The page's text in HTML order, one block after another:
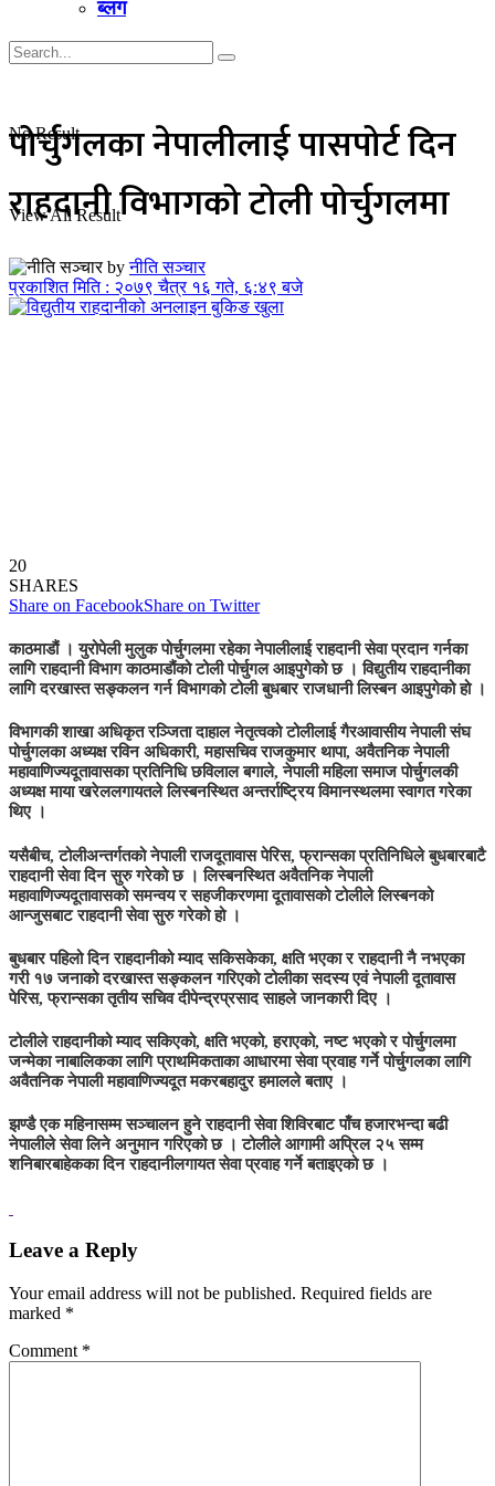
ब्लग
No Result
View All Result
पोर्चुगलका नेपालीलाई पासपोर्ट दिन
राहदानी विभागको टोली पोर्चुगलमा
by नीति सञ्चार
प्रकाशित मिति : २०७९ चैत्र १६ गते, ६:४९ बजे
20
SHARES
Share on FacebookShare on Twitter
काठमाडौं ।युरोपेली मुलुक पोर्चुगलमा रहेका नेपालीलाई राहदानी सेवा प्रदान गर्नका
लागि राहदानी विभाग काठमाडौंको टोली पोर्चुगल आइपुगेको छ ।विद्युतीय राहदानीका
लागि दरखास्त सङ्कलन गर्न विभागको टोली बुधबार राजधानी लिस्बन आइपुगेको हो ।
विभागकी शाखा अधिकृत रञ्जिता दाहाल नेतृत्वको टोलीलाई गैरआवासीय नेपाली संघ
पोर्चुगलका अध्यक्ष रविन अधिकारी, महासचिव राजकुमार थापा, अवैतनिक नेपाली
महावाणिज्यदूतावासका प्रतिनिधि छविलाल बगाले, नेपाली महिला समाज पोर्चुगलकी
अध्यक्ष माया खरेललगायतले लिस्बनस्थित अन्तर्राष्ट्रिय विमानस्थलमा स्वागत गरेका
थिए ।
यसैबीच, टोलीअन्तर्गतको नेपाली राजदूतावास पेरिस, फ्रान्सका प्रतिनिधिले बुधबारबाटै
राहदानी सेवा दिन सुरु गरेको छ । लिस्बनस्थित अवैतनिक नेपाली
महावाणिज्यदूतावासको समन्वय र सहजीकरणमा दूतावासको टोलीले लिस्बनको
आन्जुसबाट राहदानी सेवा सुरु गरेको हो ।
बुधबार पहिलो दिन राहदानीको म्याद सकिसकेका, क्षति भएका र राहदानी नै नभएका
गरी १७ जनाको दरखास्त सङ्कलन गरिएको टोलीका सदस्य एवं नेपाली दूतावास
पेरिस, फ्रान्सका तृतीय सचिव दीपेन्द्रप्रसाद साहले जानकारी दिए ।
टोलीले राहदानीको म्याद सकिएको, क्षति भएको, हराएको, नष्ट भएको र पोर्चुगलमा
जन्मेका नाबालिकका लागि प्राथमिकताका आधारमा सेवा प्रवाह गर्ने पोर्चुगलका लागि
अवैतनिक नेपाली महावाणिज्यदूत मकरबहादुर हमालले बताए ।
झण्डै एक महिनासम्म सञ्चालन हुने राहदानी सेवा शिविरबाट पाँच हजारभन्दा बढी
नेपालीले सेवा लिने अनुमान गरिएको छ । टोलीले आगामी अप्रिल २५ सम्म
शनिबारबाहेकका दिन राहदानीलगायत सेवा प्रवाह गर्ने बताइएको छ ।
Leave a Reply
Your email address will not be published. Required fields are
marked *
Comment *